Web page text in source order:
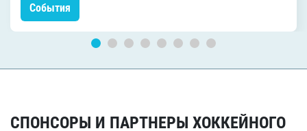
События
СПОНСОРЫ И ПАРТНЕРЫ ХОККЕЙНОГО